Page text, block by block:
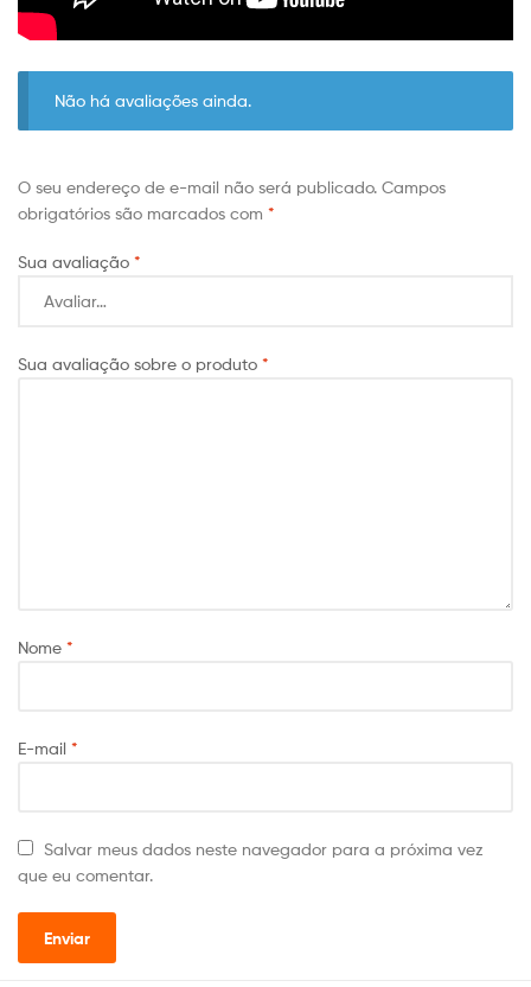
Não há avaliações ainda.
O seu endereço de e-mail não será publicado. Campos
obrigatórios são marcados com *
Sua avaliação *
Sua avaliação sobre o produto *
Nome *
E-mail *
Salvar meus dados neste navegador para a próxima vez
que eu comentar.